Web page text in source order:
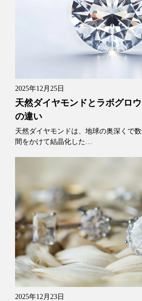
2025年12月25日
天然ダイヤモンドとラボグロ
の違い
天然ダイヤモンドは、地球の奥深くで
間をかけて結晶化した…
2025年12月23日